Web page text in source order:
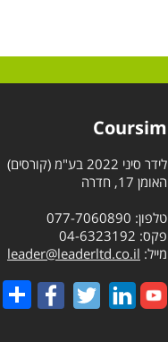
Coursim
לידר סיני 2022 בע"מ (קורסים)
האומן 17, חדרה
טלפון: 077-7060890
פקס: 04-6323192
מייל: leader@leaderltd.co.il
Share